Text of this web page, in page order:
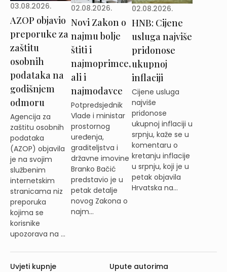
03.08.2026.
AZOP objavio
preporuke za
zaštitu
osobnih
podataka na
godišnjem
odmoru
Agencija za
zaštitu osobnih
podataka
(AZOP) objavila
je na svojim
službenim
internetskim
stranicama niz
preporuka
kojima se
korisnike
upozorava na ...
02.08.2026.
Novi Zakon o
najmu bolje
štiti i
najmoprimce,
ali i
najmodavce
Potpredsjednik
Vlade i ministar
prostornog
uređenja,
graditeljstva i
državne imovine
Branko Bačić
predstavio je u
petak detalje
novog Zakona o
najm...
02.08.2026.
HNB: Cijene
usluga najviše
pridonose
ukupnoj
inflaciji
Cijene usluga
najviše
pridonose
ukupnoj inflaciji u
srpnju, kaže se u
komentaru o
kretanju inflacije
u srpnju, koji je u
petak objavila
Hrvatska na...
Uvjeti kupnje Upute autorima